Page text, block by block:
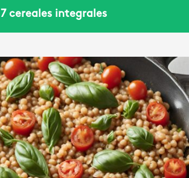
7 cereales integrales